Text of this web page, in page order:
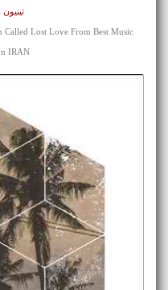
تینیون
Lost Love From Best Music
IRAN